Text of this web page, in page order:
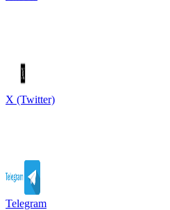
X (Twitter)
Telegram